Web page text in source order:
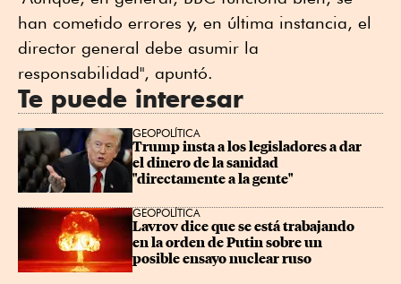
han cometido errores y, en última instancia, el
director general debe asumir la
responsabilidad", apuntó.
Te puede interesar
GEOPOLÍTICA
Trump insta a los legisladores a dar
el dinero de la sanidad
"directamente a la gente"
GEOPOLÍTICA
Lavrov dice que se está trabajando
en la orden de Putin sobre un
posible ensayo nuclear ruso